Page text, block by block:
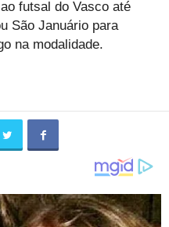
futsal do Vasco até
São Januário para
na modalidade.